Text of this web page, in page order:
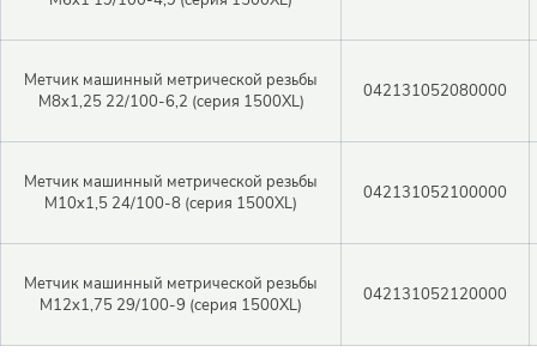
Метчик машинный метрической резьбы
M8x1,25 22/100-6,2 (серия 1500XL)
042131052080000
Метчик машинный метрической резьбы
M10x1,5 24/100-8 (серия 1500XL)
042131052100000
Метчик машинный метрической резьбы
M12x1,75 29/100-9 (серия 1500XL)
042131052120000
Регистрация
Пароль
Забыли пароль?